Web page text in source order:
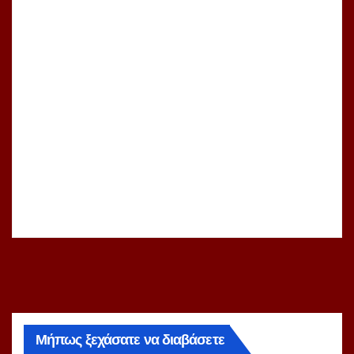
Μήπως ξεχάσατε να διαβάσετε